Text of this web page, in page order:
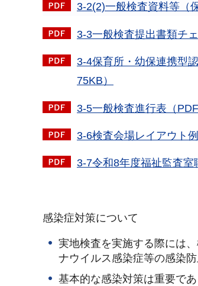
3-2(2)一般検査資料等（
3-3一般検査提出書類チ
3-4保育所・幼保連携型
75KB）
3-5一般検査進行表（PDF
3-6検査会場レイアウト
3-7令和8年度福祉監査室
感染症対策について
実地検査を実施する際には
ナウイルス感染症等の感染
基本的な感染対策は重要で